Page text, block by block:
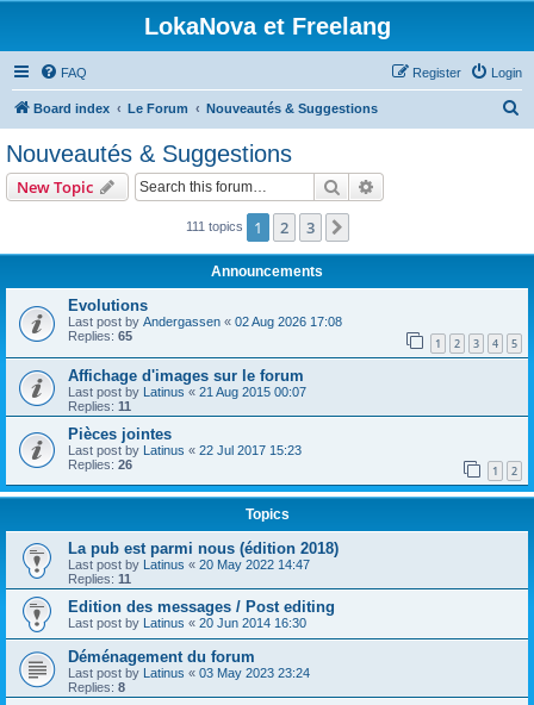
LokaNova et Freelang
FAQ Login
Register
Board index Le Forum Nouveautés & Suggestions
Nouveautés & Suggestions
New Topic Search
111 topics 1 2 3
Announcements
Evolutions
Last post by Andergassen « 02 Aug 2026 17:08
Replies: 65 1 2 3 4 5
Affichage d'images sur le forum
Last post by Latinus « 21 Aug 2015 00:07
Replies: 11
Pièces jointes
Last post by Latinus « 22 Jul 2017 15:23
Replies: 26 1 2
Topics
La pub est parmi nous (édition 2018)
Last post by Latinus « 20 May 2022 14:47
Replies: 11
Edition des messages / Post editing
Last post by Latinus « 20 Jun 2014 16:30
Déménagement du forum
Last post by Latinus « 03 May 2023 23:24
Replies: 8